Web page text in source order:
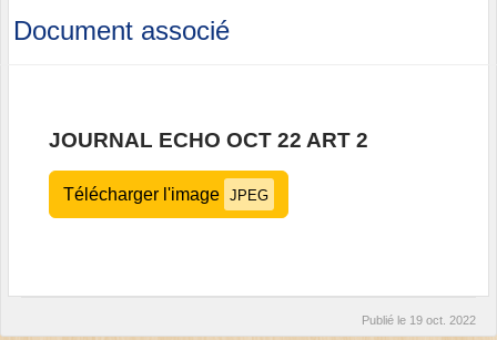
Document associé
JOURNAL ECHO OCT 22 ART 2
Télécharger l'image JPEG
Publié le 19 oct. 2022